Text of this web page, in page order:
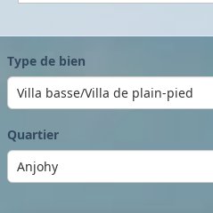
Type de bien
Quartier